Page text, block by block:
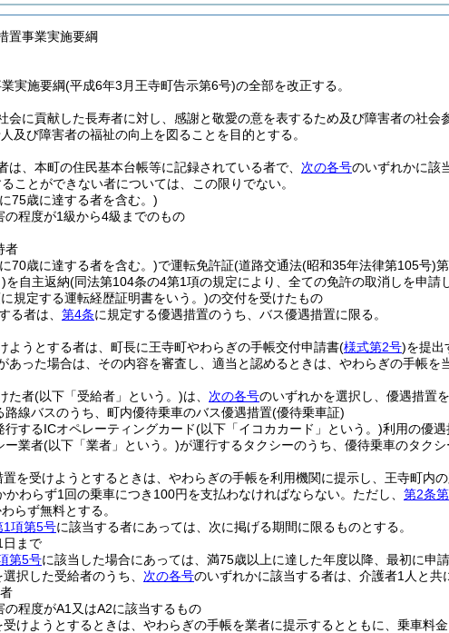
置事業実施要綱
実施要綱(平成6年3月王寺町告示第6号)の全部を改正する。
会に貢献した長寿者に対し、感謝と敬愛の意を表するため及び障害者の社会
及び障害者の福祉の向上を図ることを目的とする。
は、本町の住民基本台帳等に記録されている者で、 次の各号のいずれかに該
ことができない者については、この限りでない。
75歳に達する者を含む。)
程度が1級から4級までのもの
者
70歳に達する者を含む。)で運転免許証(道路交通法(昭和35年法律第105号)
を自主返納(同法第104条の4第1項の規定により、全ての免許の取消しを申請
規定する運転経歴証明書をいう。)の交付を受けたもの
る者は、 第4条に規定する優遇措置のうち、バス優遇措置に限る。
ようとする者は、町長に王寺町やわらぎの手帳交付申請書(様式第2号)を提出
あった場合は、その内容を審査し、適当と認めるときは、やわらぎの手帳を
た者(以下「受給者」という。)は、 次の各号のいずれかを選択し、優遇措置
線バスのうち、町内優待乗車のバス優遇措置(優待乗車証)
するICオペレーティングカード(以下「イコカカード」という。)利用の優遇
ー業者(以下「業者」という。)が運行するタクシーのうち、優待乗車のタク
を受けようとするときは、やわらぎの手帳を利用機関に提示し、王寺町内
わらず1回の乗車につき100円を支払わなければならない。 ただし、 第2条
らず無料とする。
1項第5号に該当する者にあっては、次に掲げる期間に限るものとする。
日まで
第5号に該当した場合にあっては、満75歳以上に達した年度以降、最初に申請
択した受給者のうち、 次の各号のいずれかに該当する者は、介護者1人と共
程度がA1又はA2に該当するもの
けようとするときは、やわらぎの手帳を業者に提示するとともに、乗車料